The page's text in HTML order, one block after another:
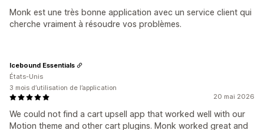
Monk est une très bonne application avec un service client qui
cherche vraiment à résoudre vos problèmes.
20 mai 2026
We could not find a cart upsell app that worked well with our
Motion theme and other cart plugins. Monk worked great and
Icebound Essentials
États-Unis
3 mois d’utilisation de l’application